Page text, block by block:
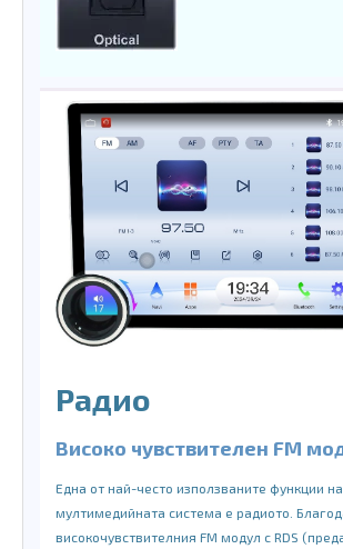
Радио
Високо чувствителен FM
Една от най-често използваните функции на
мултимедийната система е радиото.
високочувствителния FM модул с RDS